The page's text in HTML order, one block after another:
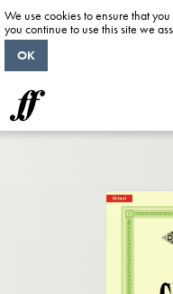
We use cookies to ensure that
you continue to use this site we
OK